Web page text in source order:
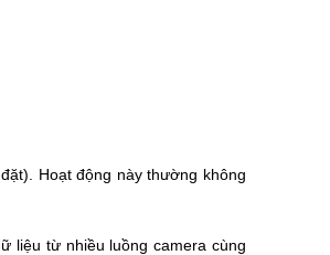
Hoạt động này thường không
liệu từ nhiều luồng camera cùng